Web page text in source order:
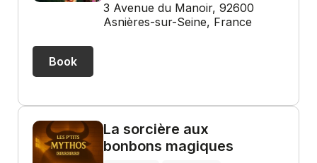
3 Avenue du Manoir, 92600
Asnières-sur-Seine, France
Book
La sorcière aux
bonbons magiques